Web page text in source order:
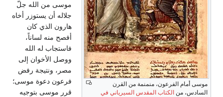
موسى أمام الفرعون، منمنمة من القرن
السادس، من الكتاب المقدس السيرياني في
موسى من الله جلّ
جلاله أن يستوزر أخاه
هارون الذي كان
أفصح منه لساناً،
فاستجاب له الله
ووصل الأخوان إلى
مصر، ونتيجة رفض
فرعون دعوة موسى؛
قرر موسى بتوجيه